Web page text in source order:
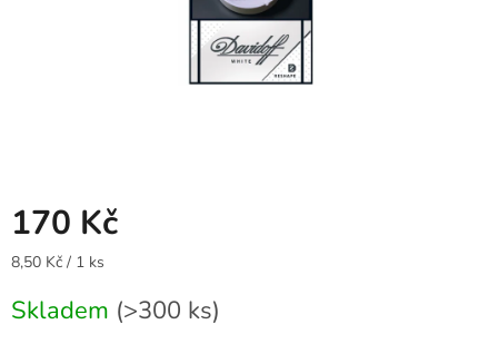
170 Kč
Měrná
8,50 Kč / 1 ks
Skladem (>300 ks)